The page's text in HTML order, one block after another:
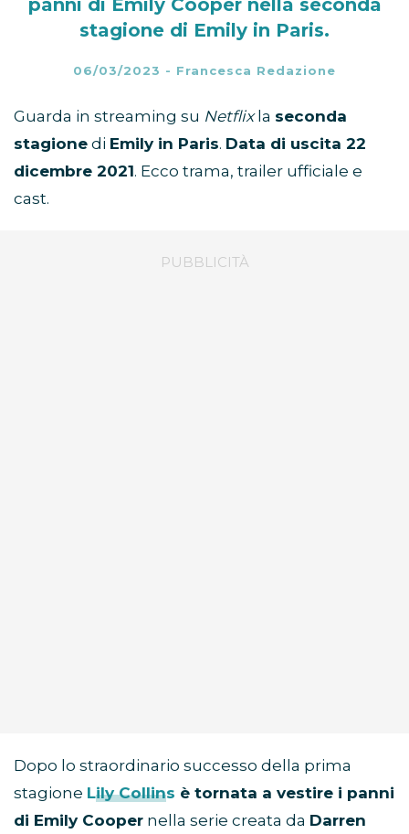
panni di Emily Cooper nella seconda
stagione di Emily in Paris.
06/03/2023 - Francesca Redazione
Guarda in streaming su Netflixla seconda
stagione di Emily in Paris. Data di uscita 22
dicembre 2021. Ecco trama, trailer ufficiale e
cast.
Dopo lo straordinario successo della prima
stagione Lily Collins è tornata a vestire i panni
di Emily Cooper nella serie creata da Darren